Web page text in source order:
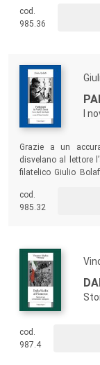
non solo i tratti
immaginario, ma
cod.
985.36
I
Grazie a un
disvelano al lettore
filatelico Giulio
racconto del tutto
diversità delle
cod.
985.32
cod.
987.4